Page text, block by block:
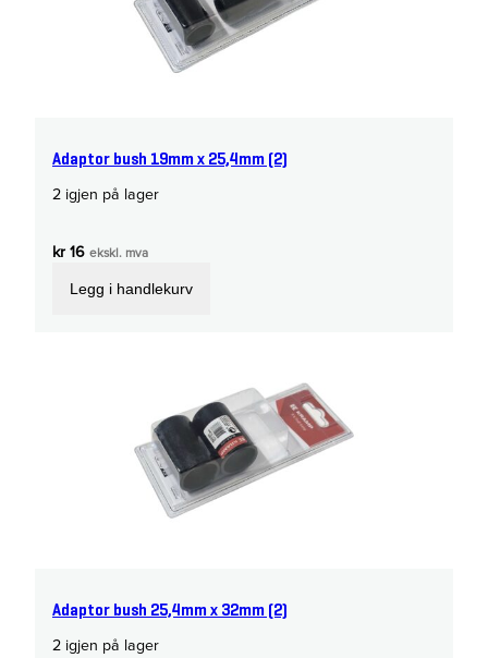
Adaptor bush 19mm x 25,4mm (2)
2 igjen på lager
kr16 ekskl. mva
Legg i handlekurv
Adaptor bush 25,4mm x 32mm (2)
2 igjen på lager